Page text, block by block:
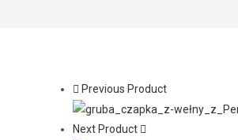
Previous Product
Next Product